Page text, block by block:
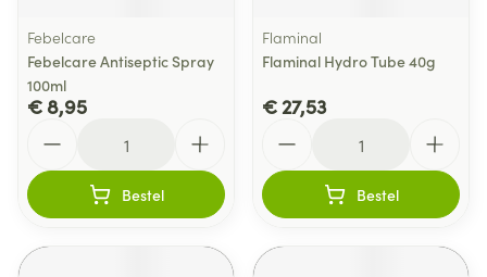
Febelcare
Febelcare Antiseptic Spray
100ml
€ 8,95
Bestel
Flaminal
Flaminal Hydro Tube 40g
€ 27,53
Bestel